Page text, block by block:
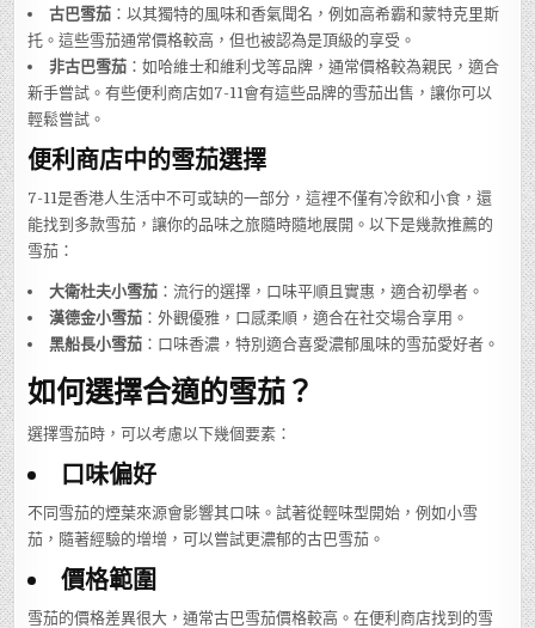
古巴雪茄 ：以其獨特的風味和香氣聞名，例如高希霸和蒙特克里斯
托。這些雪茄通常價格較高，但也被認為是頂級的享受。
非古巴雪茄 ：如哈維士和維利戈等品牌，通常價格較為親民，適合
新手嘗試。有些便利商店如7-11會有這些品牌的雪茄出售，讓你可以
輕鬆嘗試。
便利商店中的雪茄選擇
7-11是香港人生活中不可或缺的一部分，這裡不僅有冷飲和小食，還
能找到多款雪茄，讓你的品味之旅隨時隨地展開。以下是幾款推薦的
雪茄：
大衛杜夫小雪茄 ：流行的選擇，口味平順且實惠，適合初學者。
漢德金小雪茄 ：外觀優雅，口感柔順，適合在社交場合享用。
黑船長小雪茄 ：口味香濃，特別適合喜愛濃郁風味的雪茄愛好者。
如何選擇合適的雪茄？
選擇雪茄時，可以考慮以下幾個要素：
口味偏好
不同雪茄的煙葉來源會影響其口味。試著從輕味型開始，例如小雪
茄，隨著經驗的增增，可以嘗試更濃郁的古巴雪茄。
價格範圍
雪茄的價格差異很大，通常古巴雪茄價格較高。在便利商店找到的雪